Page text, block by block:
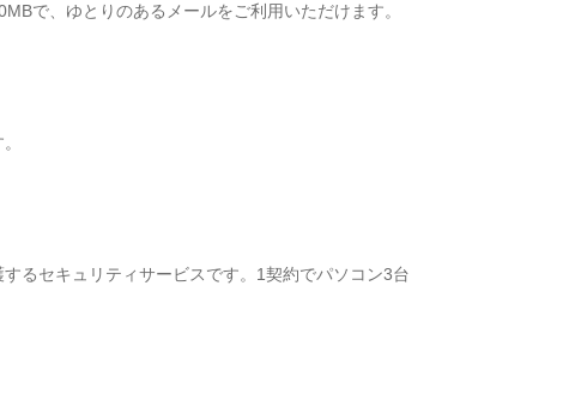
で、ゆとりのあるメールをご利用いただけます。
るセキュリティサービスです。1契約でパソコン3台